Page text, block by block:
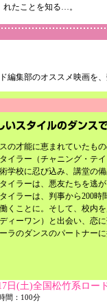
れたことを知る…。
編集部のオススメ映画を
の才能に恵まれていたも
イラー（チャニング・テ
術学校に忍び込み、講堂の
イラーは、悪友たちを逃
イラーは、判事から200時
くことに。そして、校内
ィーワン）と出会い、恋
ラのダンスのパートナー
日(土)全国松竹系ロー
間：100分